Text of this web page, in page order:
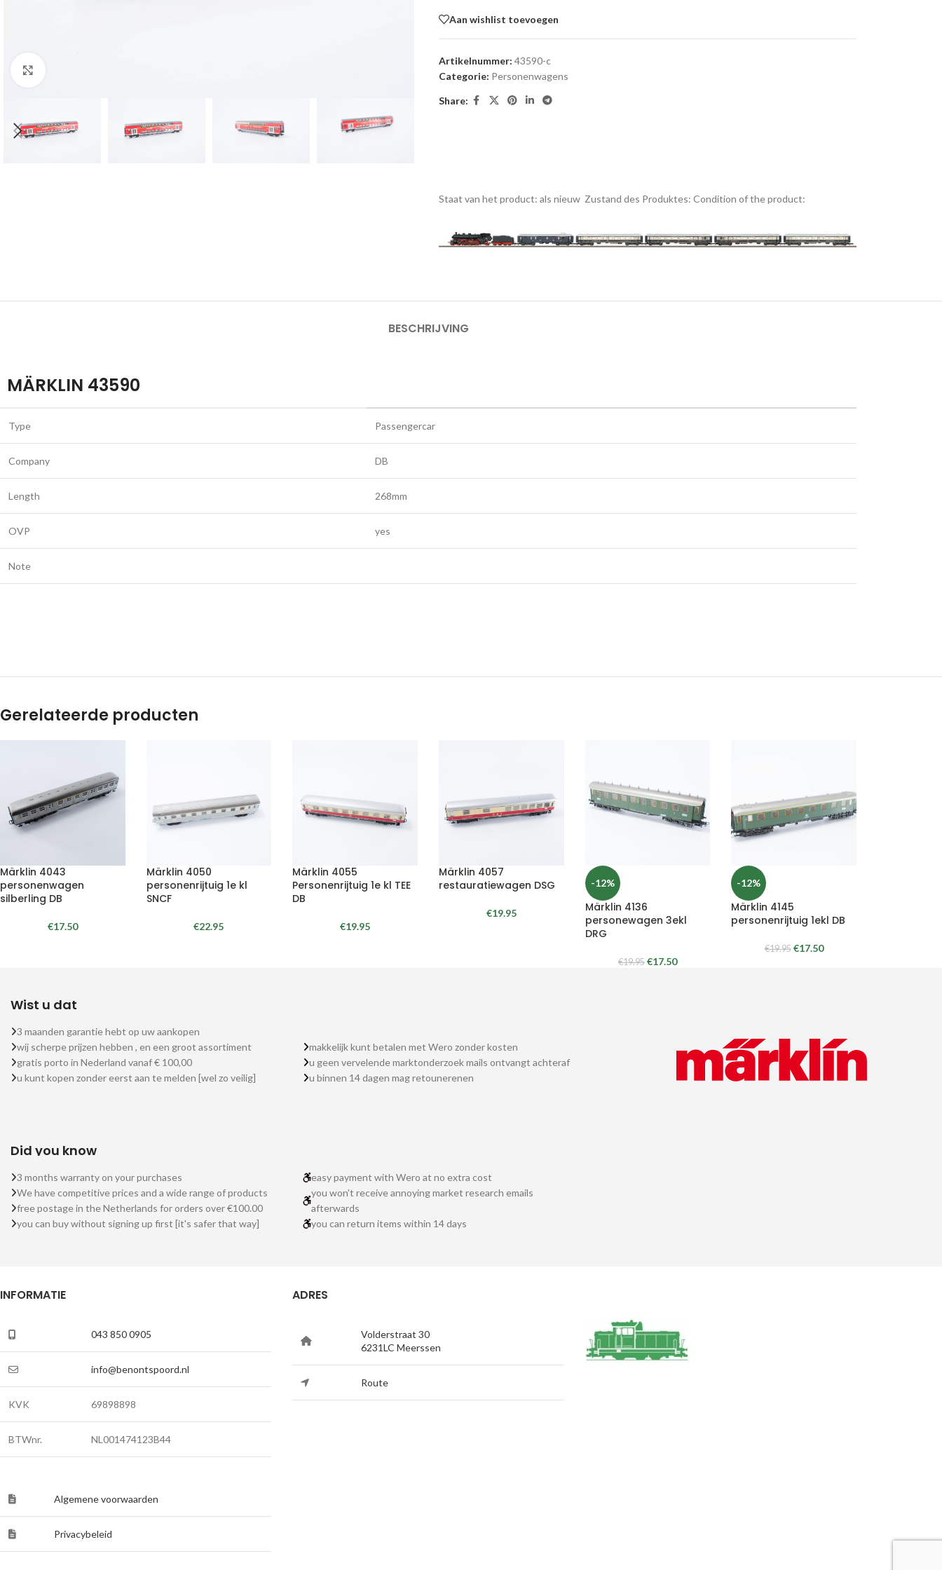
Aan wishlist toevoegen
Artikelnummer: 43590-c
Categorie: Personenwagens
Share:
Staat van het product: als nieuw Zustand des Produktes: Condition of the product:
BESCHRIJVING
MÄRKLIN 43590
Type Passengercar
Company DB
Length 268mm
OVP yes
Note
Gerelateerde producten
Märklin 4043
personenwagen
silberling DB
€17.50
Märklin 4050
personenrijtuig 1e kl
SNCF
€22.95
Märklin 4055
Personenrijtuig 1e kl TEE
DB
€19.95
Märklin 4057
restauratiewagen DSG
€19.95
-12%
Märklin 4136
personewagen 3ekl
DRG
€19.95 €17.50
-12%
Märklin 4145
personenrijtuig 1ekl DB
€19.95 €17.50
Wist u dat
3 maanden garantie hebt op uw aankopen
wij scherpe prijzen hebben , en een groot assortiment
gratis porto in Nederland vanaf € 100,00
u kunt kopen zonder eerst aan te melden [wel zo veilig]
makkelijk kunt betalen met Wero zonder kosten
u geen vervelende marktonderzoek mails ontvangt achteraf
u binnen 14 dagen mag retounerenen
Did you know
3 months warranty on your purchases
We have competitive prices and a wide range of products
free postage in the Netherlands for orders over €100.00
you can buy without signing up first [it's safer that way]
easy payment with Wero at no extra cost
you won't receive annoying market research emails
afterwards
you can return items within 14 days
INFORMATIE
043 850 0905
info@benontspoord.nl
KVK 69898898
BTWnr. NL001474123B44
Algemene voorwaarden
Privacybeleid
ADRES
Volderstraat 30
6231LC Meerssen
Route